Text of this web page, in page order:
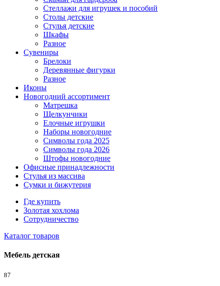
Стеллажи для игрушек и пособий
Столы детские
Стулья детские
Шкафы
Разное
Сувениры
Брелоки
Деревянные фигурки
Разное
Иконы
Новогодний ассортимент
Матрешка
Щелкунчики
Елочные игрушки
Наборы новогодние
Символы года 2025
Символы года 2026
Штофы новогодние
Офисные принадлежности
Стулья из массива
Сумки и бижутерия
Где купить
Золотая хохлома
Сотрудничество
Каталог товаров
Мебель детская
87